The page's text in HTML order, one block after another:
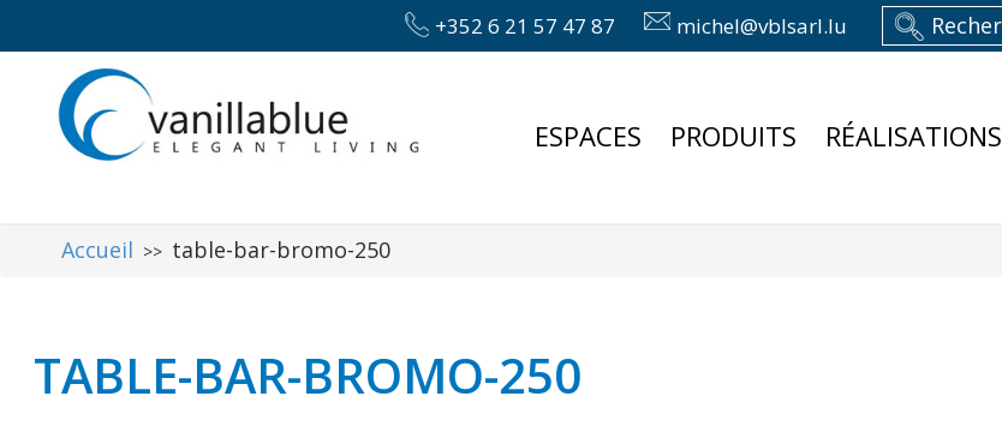
+352 6 21 57 47 87 michel@vblsarl.lu
ESPACES PRODUITS RÉALISATIONS
Accueil >> table-bar-bromo-250
TABLE-BAR-BROMO-250